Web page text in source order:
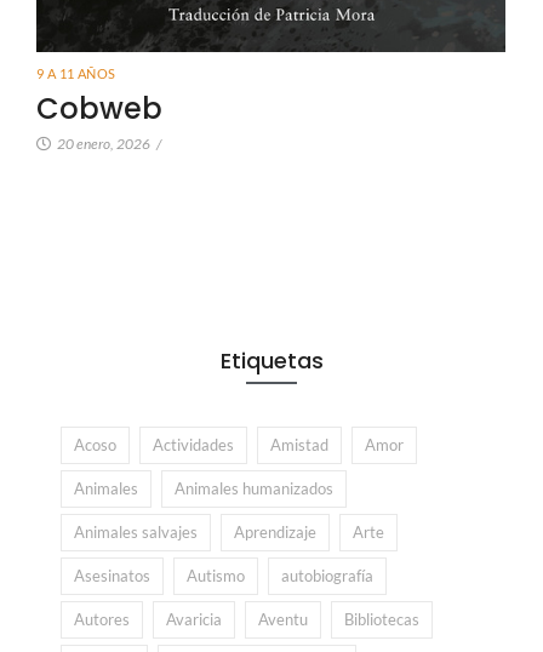
9 A 11 AÑOS
Cobweb
20 enero, 2026 /
Etiquetas
Acoso Actividades Amistad Amor
Animales Animales humanizados
Animales salvajes Aprendizaje Arte
Asesinatos Autismo autobiografía
Autores Avaricia Aventu Bibliotecas